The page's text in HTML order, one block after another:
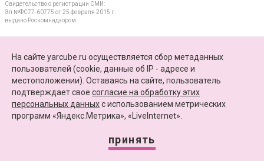
Свидетельство о регистрации СМИ:
Эл №ФС77-60775 от 25 февраля 2015 г.
выдано Роскомнадзором
ПАРТНЕРЫ
КАРТА САЙТА
+7 (4852) 64-15-52
Сайт функционирует при финансовой поддержке Министерства цифрового развития,
связи и массовых коммуникаций Российской Федерации
На сайте yarcube.ru осуществляется сбор метаданных
пользователей (cookie, данные об IP - адресе и
местоположении). Оставаясь на сайте, пользователь
подтверждает свое согласие на обработку этих
персональных данныхc использованием метрических
программ «Яндекс.Метрика», «LiveInternet».
принять